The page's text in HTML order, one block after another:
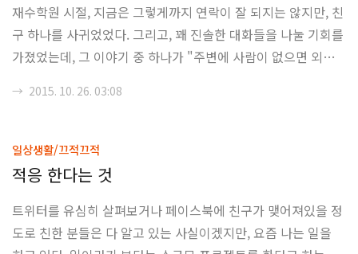
달린 글들을 읽어나가기 시작하였다. 초등학교? 중학교? 동창
정도로 아마도 연락을 최소 6년 이상, 아니 같은 반이었음에도
불구하고 몇 마디 대화..
재수학원 시절, 지금은 그렇게까지 연락이 잘 되지는 않지만, 친
구 하나를 사귀었었다. 그리고, 꽤 진솔한 대화들을 나눌 기회를
가졌었는데, 그 이야기 중 하나가 "주변에 사람이 없으면 외로
것이였다. 사실, 그 이야기를 들으면서, 나는 "그까짓 외로움 하
런 행위를 하는가"가를 중점적으로 생각을 했었다. 아마, 그 당
시의 나는 외로움에 익숙했었던 면도 있었겠지만, 결국 자기 자
때문에 그런 생각들을 했었던 것 같다. 사실 요 근래 고립감을
많이 느낀다. 사람들과 대화를 하면 이런 고립감은 금방 해소되
→ 2015. 10. 26. 03:08
일상생활/끄적끄적
적응 한다는 것
트위터를 유심히 살펴보거나 페이스북에 친구가 맺어져있을 정
도로 친한 분들은 다 알고 있는 사실이겠지만, 요즘 나는 일을